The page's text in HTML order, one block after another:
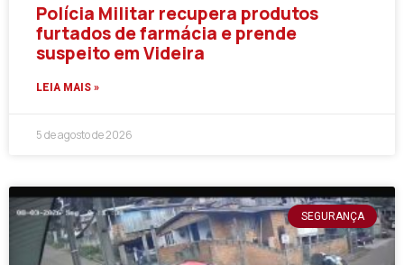
Polícia Militar recupera produtos
furtados de farmácia e prende
suspeito em Videira
LEIA MAIS »
5 de agosto de 2026
SEGURANÇA